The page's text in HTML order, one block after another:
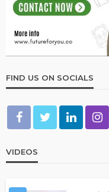
FIND US ON SOCIALS
VIDEOS